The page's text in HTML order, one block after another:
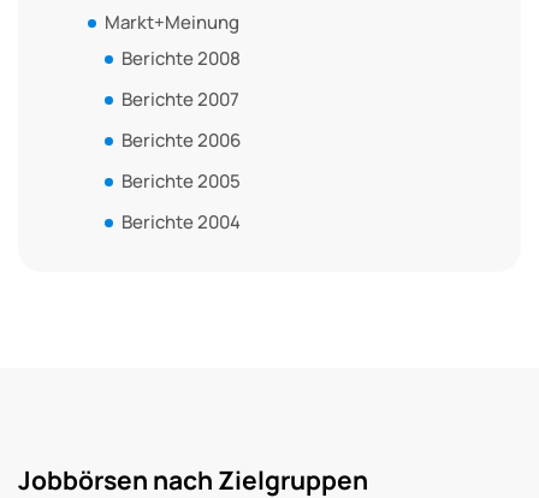
Markt+Meinung
Berichte 2008
Berichte 2007
Berichte 2006
Berichte 2005
Berichte 2004
Jobbörsen nach Zielgruppen